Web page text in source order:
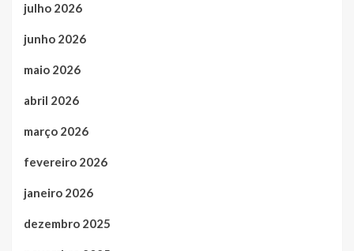
julho 2026
junho 2026
maio 2026
abril 2026
março 2026
fevereiro 2026
janeiro 2026
dezembro 2025